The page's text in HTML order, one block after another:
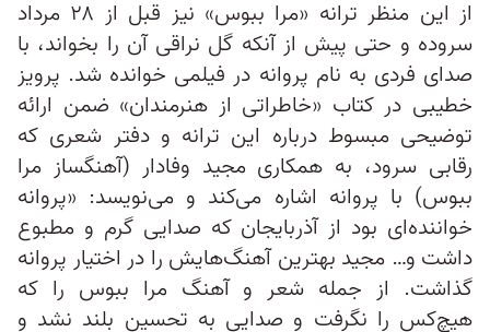
از این منظر ترانه «مرا ببوس» نیز قبل از ۲۸ مرداد
سروده و حتی پیش از آنکه گل نراقی آن را بخواند، با
صدای فردی به نام پروانه در فیلمی خوانده شد. پرویز
خطیبی در کتاب «خاطراتی از هنرمندان» ضمن ارائه
توضیحی مبسوط درباره این ترانه و دفتر شعری که
رقابی سرود، به همکاری مجید وفادار (آهنگساز مرا
ببوس) با پروانه اشاره می‌کند و می‌نویسد: «پروانه
خواننده‌ای بود از آذربایجان که صدایی گرم و مطبوع
داشت و… مجید بهترین آهنگ‌هایش را در اختیار پروانه
گذاشت. از جمله شعر و آهنگ مرا ببوس را که
هیچ‌کس را نگرفت و صدایی به تحسین بلند نشد و